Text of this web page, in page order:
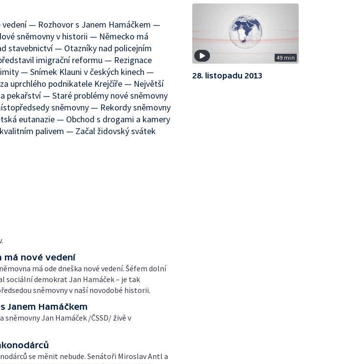
— Rozhovor s Janem Hamáčkem —
sněmovny v historii — Německo má
stavebnictví — Otazníky nad policejním
imigrační reformu — Rezignace
— Snímek Klauni v českých kinech —
uprchlého podnikatele Krejčíře — Největší
pekařství — Staré problémy nové sněmovny
sněmovny — Rekordy sněmovny
eutanazie — Obchod s drogami a kamery
palivem — Začal židovský svátek
má nové vedení
má ode dneška nové vedení. Šéfem dolní
sociální demokrat Jan Hamáček – je tak
sněmovny v naší novodobé historii.
Janem Hamáčkem
sněmovny Jan Hamáček /ČSSD/ živě v
se měnit nebude. Senátoři Miroslav Antl a
49 min
28. listopadu 2013